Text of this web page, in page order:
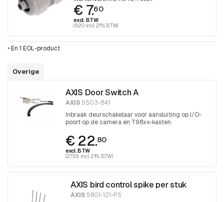
€ 7.60
excl. BTW
(9.20 incl. 21% BTW)
• En 1 EOL-product
Overige
AXIS Door Switch A
AXIS 5503-841
Inbraak deurschakelaar voor aansluiting op I/O-
poort op de camera en T98xx-kasten.
€ 22.80
excl. BTW
(27.59 incl. 21% BTW)
AXIS bird control spike per stuk
AXIS 5801-121-PS